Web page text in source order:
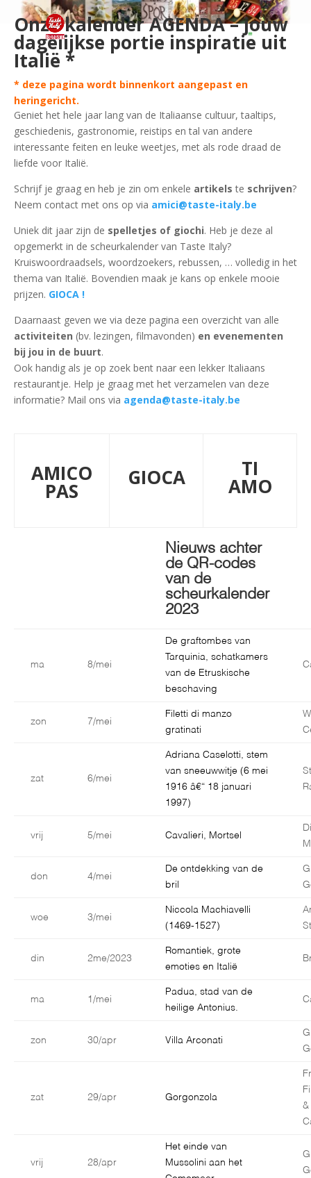
Onze kalender AGENDA – jouw
dagelijkse portie inspiratie uit
Italië *
* deze pagina wordt binnenkort aangepast en
heringericht.
Geniet het hele jaar lang van de Italiaanse cultuur, taaltips,
geschiedenis, gastronomie, reistips en tal van andere
interessante feiten en leuke weetjes, met als rode draad de
liefde voor Italië.
Schrijf je graag en heb je zin om enkele artikels te schrijven?
Neem contact met ons op via amici@taste-italy.be
Uniek dit jaar zijn de spelletjes of giochi. Heb je deze al
opgemerkt in de scheurkalender van Taste Italy?
Kruiswoordraadsels, woordzoekers, rebussen, … volledig in het
thema van Italië. Bovendien maak je kans op enkele mooie
prijzen. GIOCA !
Daarnaast geven we via deze pagina een overzicht van alle
activiteiten (bv. lezingen, filmavonden) en evenementen
bij jou in de buurt.
Ook handig als je op zoek bent naar een lekker Italiaans
restaurantje. Help je graag met het verzamelen van deze
informatie? Mail ons via agenda@taste-italy.be
AMICO
PAS
GIOCA TI
AMO
Nieuws achter
de QR-codes
van de
scheurkalender
2023
ma 8/mei
De graftombes van
Tarquinia, schatkamers
van de Etruskische
beschaving
zon 7/mei
Filetti di manzo
gratinati
zat 6/mei
Adriana Caselotti, stem
van sneeuwwitje (6 mei
1916 â€“ 18 januari
1997)
vrij 5/mei Cavalieri, Mortsel
don 4/mei
De ontdekking van de
bril
woe 3/mei
Niccola Machiavelli
(1469-1527)
din 2me/2023
Romantiek, grote
emoties en Italië
ma 1/mei
Padua, stad van de
heilige Antonius.
zon 30/apr Villa Arconati
zat 29/apr Gorgonzola
&
vrij 28/apr
Het einde van
Mussolini aan het